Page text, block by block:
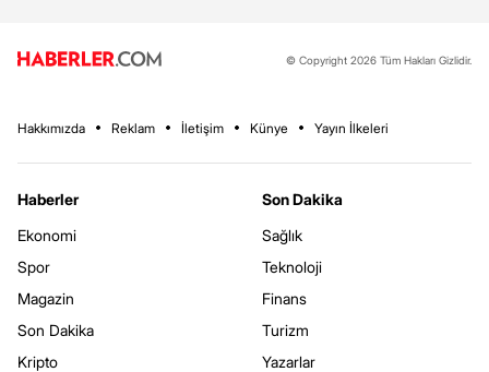
© Copyright 2026 Tüm Hakları Gizlidir.
Hakkımızda Reklam İletişim Künye Yayın İlkeleri
Haberler
Ekonomi
Spor
Magazin
Son Dakika
Kripto
Son Dakika
Sağlık
Teknoloji
Finans
Turizm
Yazarlar